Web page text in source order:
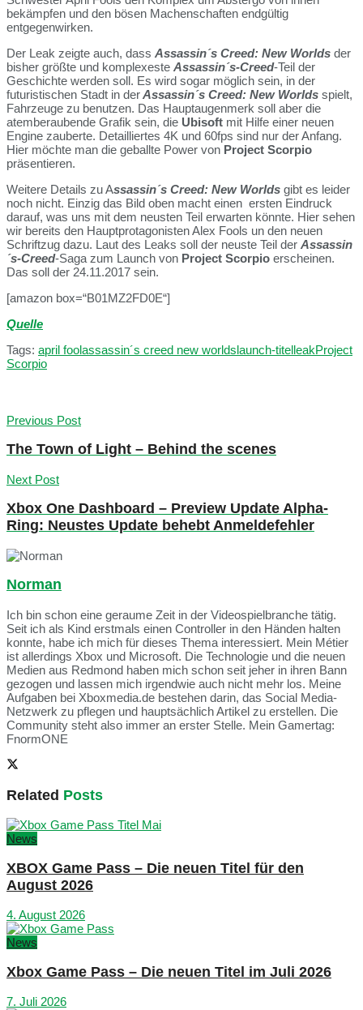
bekämpfen und den bösen Machenschaften endgültig
entgegenwirken.
Der Leak zeigte auch, dass Assassin´s Creed: New Worlds der
bisher größte und komplexeste Assassin´s-Creed-Teil der
Geschichte werden soll. Es wird sogar möglich sein, in der
futuristischen Stadt in derAssassin´s Creed: New Worlds spielt,
Fahrzeuge zu benutzen. Das Hauptaugenmerk soll aber die
atemberaubende Grafik sein, die Ubisoft mit Hilfe einer neuen
Engine zauberte. Detailliertes 4K und 60fps sind nur der Anfang.
Hier möchte man die geballte Power von Project Scorpio
präsentieren.
Weitere Details zu Assassin´s Creed: New Worlds gibt es leider
noch nicht. Einzig das Bild oben macht einen ersten Eindruck
darauf, was uns mit dem neusten Teil erwarten könnte. Hier sehen
wir bereits den Hauptprotagonisten Alex Fools un den neuen
Schriftzug dazu. Laut des Leaks soll der neuste Teil der Assassin
´s-Creed-Saga zum Launch von Project Scorpio erscheinen.
Das soll der 24.11.2017 sein.
[amazon box=“B01MZ2FD0E“]
Quelle
Tags: april foolassassin´s creed new worldslaunch-titelleakProject
Scorpio
Previous Post
The Town of Light – Behind the scenes
Next Post
Xbox One Dashboard – Preview Update Alpha-
Ring: Neustes Update behebt Anmeldefehler
Norman
Ich bin schon eine geraume Zeit in der Videospielbranche tätig.
Seit ich als Kind erstmals einen Controller in den Händen halten
konnte, habe ich mich für dieses Thema interessiert. Mein Métier
ist allerdings Xbox und Microsoft. Die Technologie und die neuen
Medien aus Redmond haben mich schon seit jeher in ihren Bann
gezogen und lassen mich irgendwie auch nicht mehr los. Meine
Aufgaben bei Xboxmedia.de bestehen darin, das Social Media-
Netzwerk zu pflegen und hauptsächlich Artikel zu erstellen. Die
Community steht also immer an erster Stelle. Mein Gamertag:
FnormONE
Related Posts
News
XBOX Game Pass – Die neuen Titel für den
August 2026
4. August 2026
News
Xbox Game Pass – Die neuen Titel im Juli 2026
7. Juli 2026